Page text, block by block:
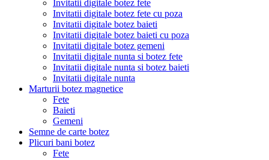
Invitatii digitale botez fete
Invitatii digitale botez fete cu poza
Invitatii digitale botez baieti
Invitatii digitale botez baieti cu poza
Invitatii digitale botez gemeni
Invitatii digitale nunta si botez fete
Invitatii digitale nunta si botez baieti
Invitatii digitale nunta
Marturii botez magnetice
Fete
Baieti
Gemeni
Semne de carte botez
Plicuri bani botez
Fete